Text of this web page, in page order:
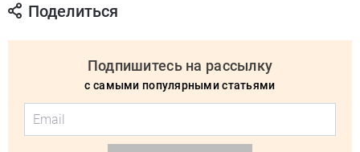
Поделиться
Подпишитесь на рассылку
с самыми популярными статьями